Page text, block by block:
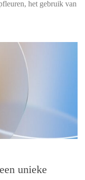
het gebruik van
unieke